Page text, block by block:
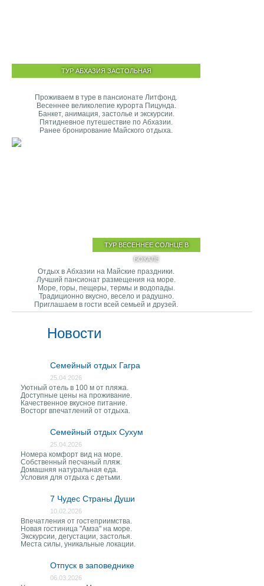
ТУР АБХАЗИЯ ЗАСТОЛЬНАЯ
Проживаем в туре в пансионате Литфонд.
Весеннее великолепие курорта Пицунда.
Банкет, анимация, застолье и экскурсии.
Пятидневное путешествие по Абхазии.
Ранее бронирование Майского отдыха.
ТУР ВЕСЕННЕЕ СОЛНЦЕ В
БОКАЛЕ
Отдых в Абхазии на Майские праздники.
Лучший пансионат размещения на море.
Море, горы, пещеры, термы и водопады.
Традиционно вкусно, весело и радушно.
Приглашаем в гости всей семьей и друзей.
Новости
Семейный отдых Гагра
25.04.2026
Уютный отель в 100 м от пляжа.
Доступные цены на проживание.
Качественное вкусное питание.
Восторг впечатлений от отдыха.
Семейный отдых Сухум
25.04.2026
Номера комфорт вид на море.
Собственный песчаный пляж.
Домашняя натуральная еда.
Условия для отдыха с детьми.
7 Чудес Страны Души
10.02.2026
Впечатления от гостеприимства.
Новая гостиница "Амза" на море.
Экскурсии, дегустации, застолья.
Места силы, уникальные локации.
Отпуск в заповеднике
06.03.2026